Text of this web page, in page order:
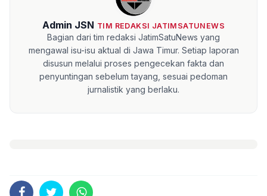
Admin JSN TIM REDAKSI JATIMSATUNEWS
Bagian dari tim redaksi JatimSatuNews yang
mengawal isu-isu aktual di Jawa Timur. Setiap laporan
disusun melalui proses pengecekan fakta dan
penyuntingan sebelum tayang, sesuai pedoman
jurnalistik yang berlaku.